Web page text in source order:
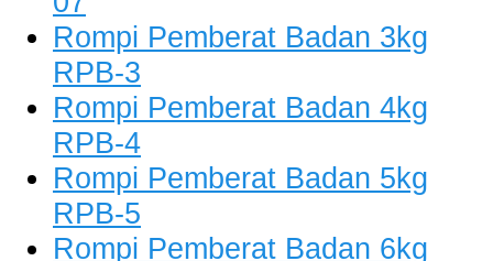
Rompi Pemberat Badan 3kg
RPB-3
Rompi Pemberat Badan 4kg
RPB-4
Rompi Pemberat Badan 5kg
RPB-5
Rompi Pemberat Badan 6kg